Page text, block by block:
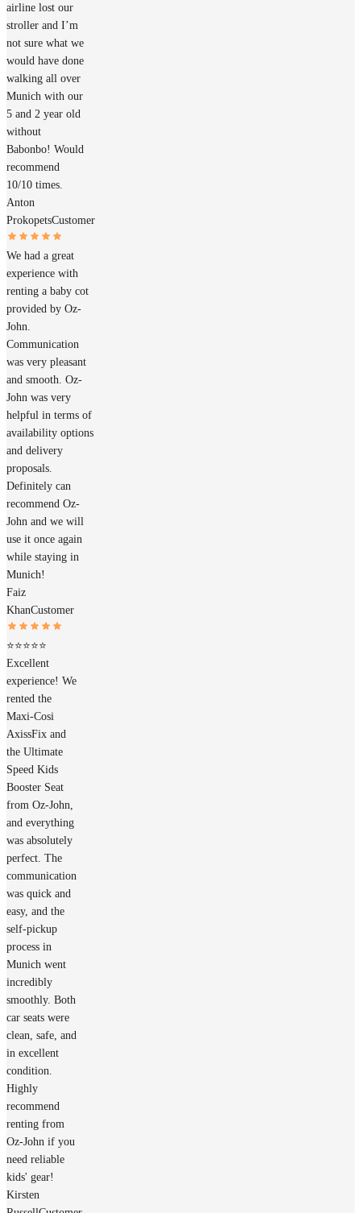
airline lost our
stroller and I’m
not sure what we
would have done
walking all over
Munich with our
5 and 2 year old
without
Babonbo! Would
recommend
10/10 times.
Anton
ProkopetsCustomer
We had a great
experience with
renting a baby cot
provided by Oz-
John.
Communication
was very pleasant
and smooth. Oz-
John was very
helpful in terms of
availability options
and delivery
proposals.
Definitely can
recommend Oz-
John and we will
use it once again
while staying in
Munich!
Faiz
KhanCustomer
⭐⭐⭐⭐⭐
Excellent
experience! We
rented the
Maxi-Cosi
AxissFix and
the Ultimate
Speed Kids
Booster Seat
from Oz-John,
and everything
was absolutely
perfect. The
communication
was quick and
easy, and the
self-pickup
process in
Munich went
incredibly
smoothly. Both
car seats were
clean, safe, and
in excellent
condition.
Highly
recommend
renting from
Oz-John if you
need reliable
kids' gear!
Kirsten